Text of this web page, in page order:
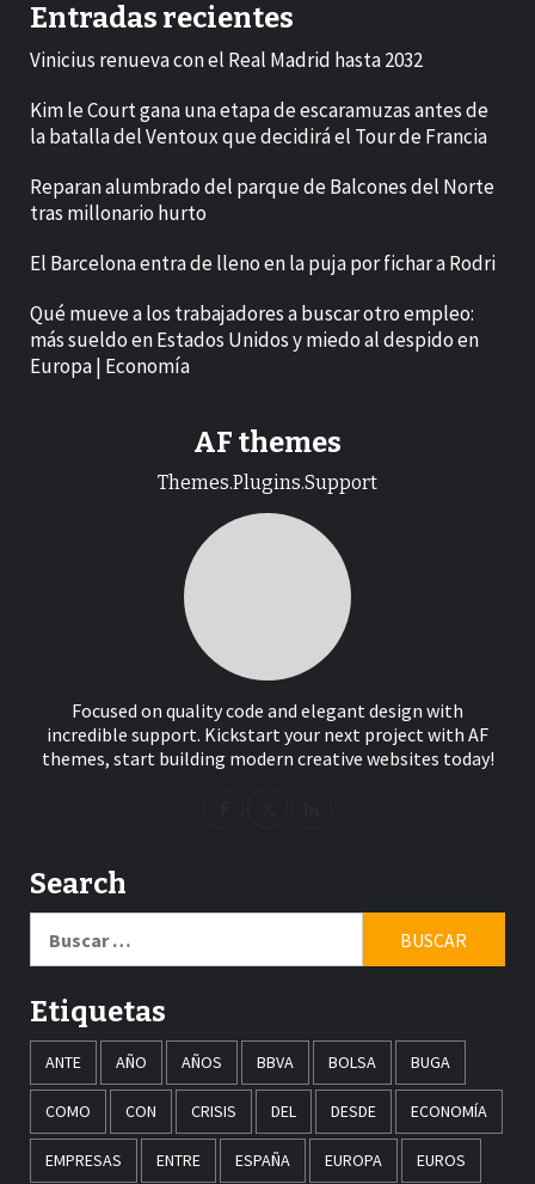
Entradas recientes
Vinicius renueva con el Real Madrid hasta 2032
Kim le Court gana una etapa de escaramuzas antes de
la batalla del Ventoux que decidirá el Tour de Francia
Reparan alumbrado del parque de Balcones del Norte
tras millonario hurto
El Barcelona entra de lleno en la puja por fichar a Rodri
Qué mueve a los trabajadores a buscar otro empleo:
más sueldo en Estados Unidos y miedo al despido en
Europa | Economía
AF themes
Themes.Plugins.Support
Focused on quality code and elegant design with
incredible support. Kickstart your next project with AF
themes, start building modern creative websites today!
Search
Etiquetas
ANTE AÑO AÑOS BBVA BOLSA BUGA
COMO CON CRISIS DEL DESDE ECONOMÍA
EMPRESAS ENTRE ESPAÑA EUROPA EUROS